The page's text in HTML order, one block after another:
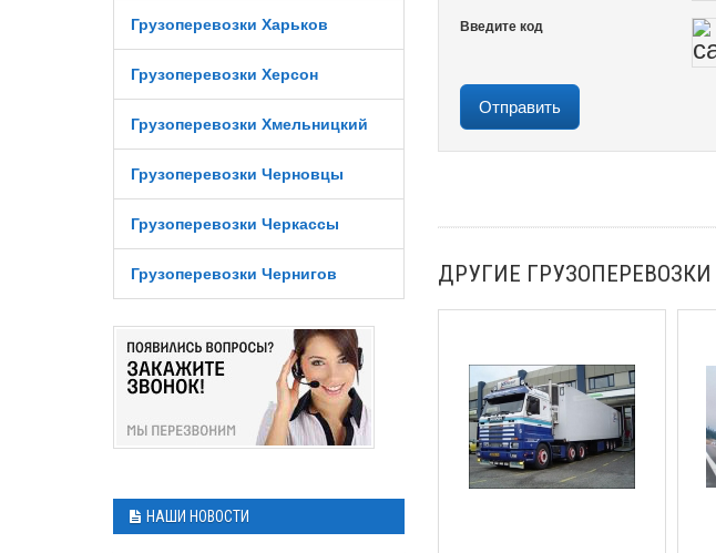
Грузоперевозки Харьков
Грузоперевозки Херсон
Грузоперевозки Хмельницкий
Грузоперевозки Черновцы
Грузоперевозки Черкассы
Грузоперевозки Чернигов
НАШИ НОВОСТИ
Введите код
ДРУГИЕ ГРУЗОПЕРЕВОЗКИ